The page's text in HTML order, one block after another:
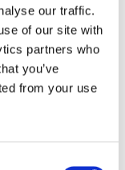
our traffic.
of our site with
partners who
you’ve
from your use